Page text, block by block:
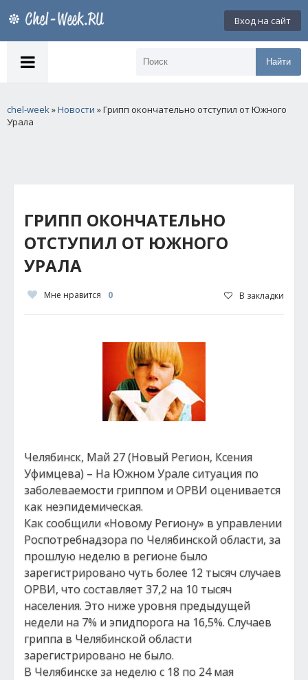
Вход на сайт
Найти
chel-week»Новости » Грипп окончательно отступил от Южного
Урала
ГРИПП ОКОНЧАТЕЛЬНО
ОТСТУПИЛ ОТ ЮЖНОГО
УРАЛА
Мне нравится 0 В закладки
Челябинск, Май 27 (Новый Регион, Ксения
Уфимцева) – На Южном Урале ситуация по
заболеваемости гриппом и ОРВИ оценивается
как неэпидемическая.
Как сообщили «Новому Региону» в управлении
Роспотребнадзора по Челябинской области, за
прошлую неделю в регионе было
зарегистрировано чуть более 12 тысяч случаев
ОРВИ, что составляет 37,2 на 10 тысяч
населения. Это ниже уровня предыдущей
недели на 7% и эпидпорога на 16,5%. Случаев
гриппа в Челябинской области
зарегистрировано не было.
В Челябинске за неделю с 18 по 24 мая